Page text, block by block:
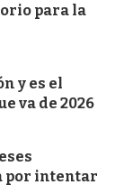
para la
y es el
va de 2026
por intentar